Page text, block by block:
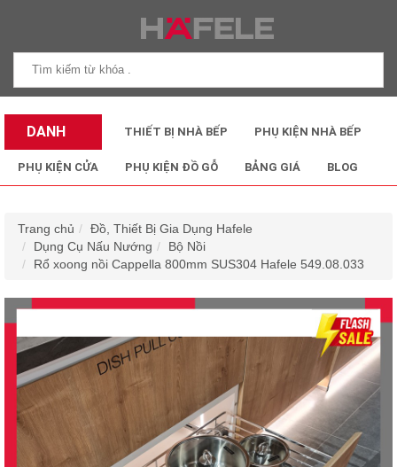
DANH
MỤC SẢN
THIẾT BỊ NHÀ BẾP PHỤ KIỆN NHÀ BẾP
PHỤ KIỆN CỬA PHỤ KIỆN ĐỒ GỖ BẢNG GIÁ BLOG
Trang chủ
Đồ, Thiết Bị Gia Dụng Hafele
Dụng Cụ Nấu Nướng
Bộ Nồi
Rổ xoong nồi Cappella 800mm SUS304 Hafele 549.08.033